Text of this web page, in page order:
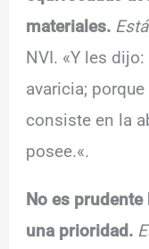
materiales.
NVI. «Y les
avaricia;
consiste en la
posee.«.
No es
una prioridad.